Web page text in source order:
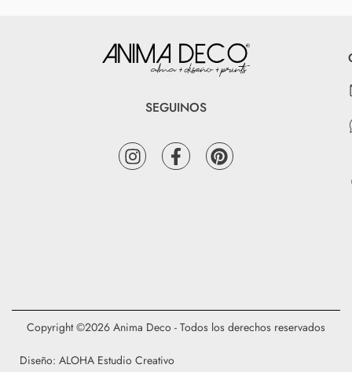
SEGUINOS
Diseño: ALOHA Estudio Creativo
Copyright ©2026 Anima Deco - Todos los derechos reservados